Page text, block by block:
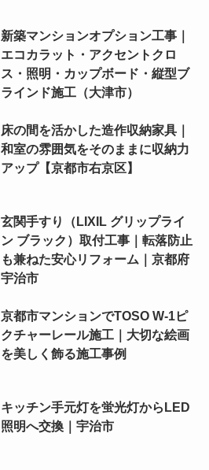
新築マンションオプション工事｜
エコカラット・アクセントクロ
ス・照明・カップボード・縦型ブ
ラインド施工（大津市）
床の間を活かした造作収納家具｜
和室の雰囲気をそのままに収納力
アップ【京都市右京区】
玄関手すり（LIXIL グリップライ
ン ブラック）取付工事｜転落防止
も兼ねた安心リフォーム｜京都府
宇治市
京都市マンションでTOSO W-1ピ
クチャーレール施工｜大切な絵画
を美しく飾る施工事例
キッチン手元灯を蛍光灯からLED
照明へ交換｜宇治市